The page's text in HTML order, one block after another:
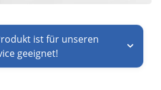
ist für unseren
geeignet!